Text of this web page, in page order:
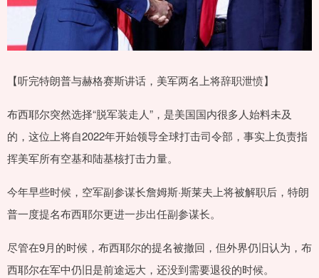
【听完特朗普与赫格赛斯讲话，美军两名上将辞职泄愤】
布西耶尔突然选择“脱军装走人”，是美国国内很多人始料未及
的，这位上将自2022年开始领导全球打击司令部，事实上负责指
挥美军所有空基和陆基核打击力量。
今年早些时候，空军副参谋长詹姆斯·斯莱夫上将被解职后，特朗
普一度提名布西耶尔更进一步出任副参谋长。
尽管在9月的时候，布西耶尔的提名被撤回，但外界仍旧认为，布
西耶尔在军中仍旧是前途远大，还没到需要退役的时候。